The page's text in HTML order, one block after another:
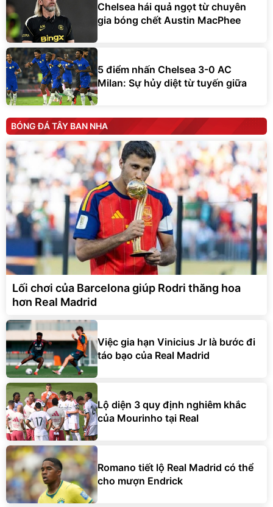
Chelsea hái quả ngọt từ chuyên
gia bóng chết Austin MacPhee
5 điểm nhấn Chelsea 3-0 AC
Milan: Sự hủy diệt từ tuyến giữa
BÓNG ĐÁ TÂY BAN NHA
Lối chơi của Barcelona giúp Rodri thăng hoa
hơn Real Madrid
Việc gia hạn Vinicius Jr là bước đi
táo bạo của Real Madrid
Lộ diện 3 quy định nghiêm khắc
của Mourinho tại Real
Romano tiết lộ Real Madrid có thể
cho mượn Endrick